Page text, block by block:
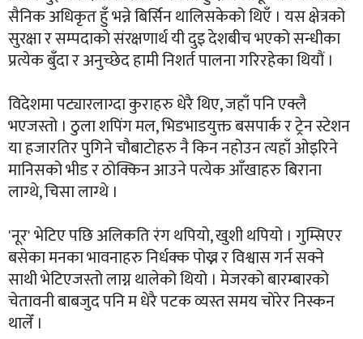
सैनिक अधिकृत हुँ भन्ने बिर्सिन थालिसकेको थिएँ । यस क्षेत्रको
सुरक्षा र सम्पदाको संरक्षणार्थ यी दुइ देशबीच भएको सन्धीका
प्रत्येक बुँदा र अनुच्छेद हामी निशर्त पालना गरिरहेका थियौं ।
विदेशमा पट्यारलाग्दा कुराहरु धेरै थिए, जहाँ पनि एक्लै
भएजस्तो । ठुला शपिंग मल, भिडभाडयुक्त बसपार्क र ट्रेन स्टेशन
या हजारतिर पुगिने चौबाटोहरु नै किन नहोउन त्यहाँ ओइरिने
मानिसको भीड र ठोक्किन आउने पत्येक आँखाहरु बिराना
लाग्थे, चिसा लाग्थे ।
'नूर' भेटिए पछि अलिकति रंग थपियो, खुशी थपियो । गुम्सिएर
बसेका मनका भावनाहरु निर्धक्क पोख्न र विश्वास गर्न सक्ने
साथी भेटिएजस्तो लाग्न थालेको थियो । मेजरको बारम्बारको
चेतावनी बाबजुद पनि म धेरै पटक व्यस्त समय चोरेर निस्कन
थालेँ ।